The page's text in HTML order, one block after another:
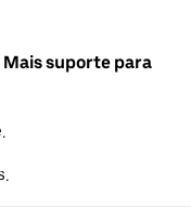
suporte para